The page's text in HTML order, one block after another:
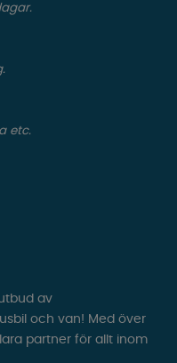
etc.
av
och van! Med över
partner för allt inom